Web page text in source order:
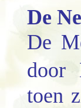
De
De
door
toen